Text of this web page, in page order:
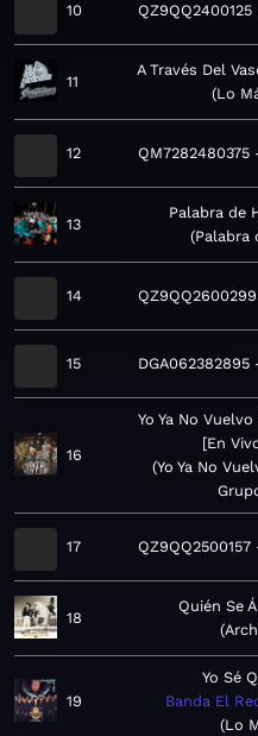
10 QZ9QQ2400125
11
A Través Del
Lo
12 QM7282480375
13
Palabra de
Palabra
14 QZ9QQ2600299
15 DGA062382895
16
Yo Ya No
[En
Yo Ya No
17 QZ9QQ2500157
18
Quién Se
19
Yo Sé
Banda El
Lo